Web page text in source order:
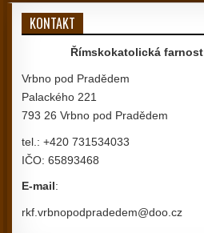
KONTAKT
Římskokatolická farnost
Vrbno pod Pradědem
Palackého 221
793 26 Vrbno pod Pradědem
tel.: +420 731534033
IČO: 65893468
E-mail:
rkf.vrbnopodpradedem@doo.cz